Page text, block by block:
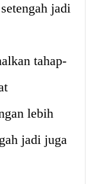
jadi
tahap-
lebih
jadi juga